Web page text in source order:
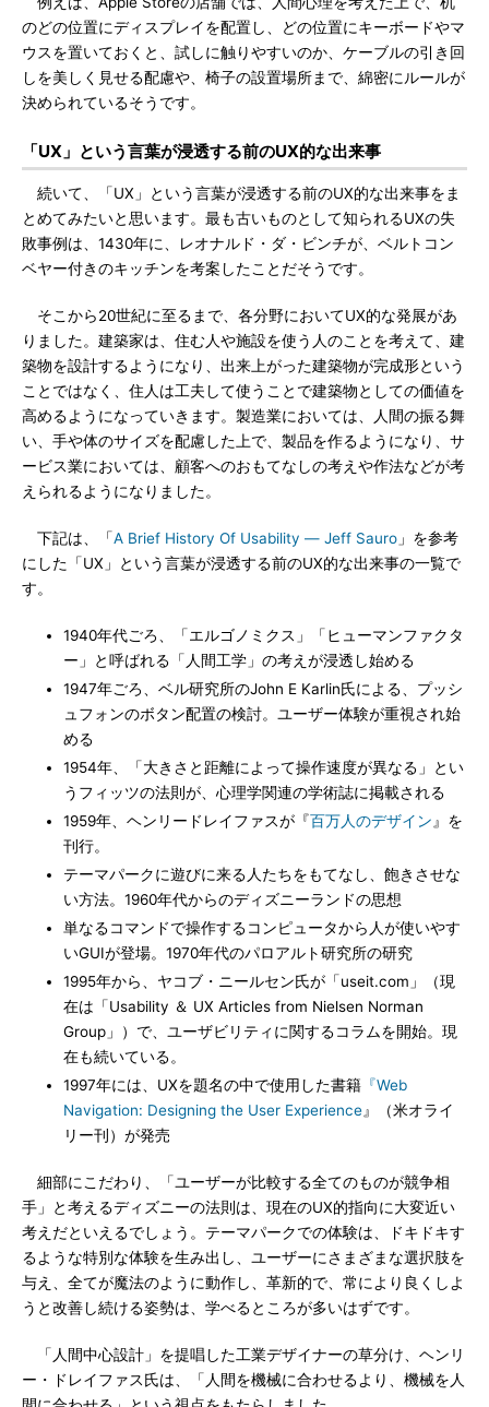
のどの位置にディスプレイを配置し、どの位置にキーボードやマ
ウスを置いておくと、試しに触りやすいのか、ケーブルの引き回
しを美しく見せる配慮や、椅子の設置場所まで、綿密にルールが
決められているそうです。
「UX」という言葉が浸透する前のUX的な出来事
続いて、「UX」という言葉が浸透する前のUX的な出来事をま
とめてみたいと思います。最も古いものとして知られるUXの失
敗事例は、1430年に、レオナルド・ダ・ビンチが、ベルトコン
ベヤー付きのキッチンを考案したことだそうです。
そこから20世紀に至るまで、各分野においてUX的な発展があ
りました。建築家は、住む人や施設を使う人のことを考えて、建
築物を設計するようになり、出来上がった建築物が完成形という
ことではなく、住人は工夫して使うことで建築物としての価値を
高めるようになっていきます。製造業においては、人間の振る舞
い、手や体のサイズを配慮した上で、製品を作るようになり、サ
ービス業においては、顧客へのおもてなしの考えや作法などが考
えられるようになりました。
下記は、「A Brief History Of Usability ― Jeff Sauro 」を参考
にした「UX」という言葉が浸透する前のUX的な出来事の一覧で
す。
1940年代ごろ、「エルゴノミクス」「ヒューマンファクタ
ー」と呼ばれる「人間工学」の考えが浸透し始める
1947年ごろ、ベル研究所のJohn E Karlin氏による、プッシ
ュフォンのボタン配置の検討。ユーザー体験が重視され始
める
1954年、「大きさと距離によって操作速度が異なる」とい
うフィッツの法則が、心理学関連の学術誌に掲載される
1959年、ヘンリードレイファスが『百万人のデザイン 』を
刊行。
テーマパークに遊びに来る人たちをもてなし、飽きさせな
い方法。1960年代からのディズニーランドの思想
単なるコマンドで操作するコンピュータから人が使いやす
いGUIが登場。1970年代のパロアルト研究所の研究
1995年から、ヤコブ・ニールセン氏が「useit.com」（現
在は「Usability ＆ UX Articles from Nielsen Norman
Group」）で、ユーザビリティに関するコラムを開始。現
在も続いている。
1997年には、UXを題名の中で使用した書籍 『Web
Navigation: Designing the User Experience』（米オライ
リー刊）が発売
細部にこだわり、「ユーザーが比較する全てのものが競争相
手」と考えるディズニーの法則は、現在のUX的指向に大変近い
考えだといえるでしょう。テーマパークでの体験は、ドキドキす
るような特別な体験を生み出し、ユーザーにさまざまな選択肢を
与え、全てが魔法のように動作し、革新的で、常により良くしよ
うと改善し続ける姿勢は、学べるところが多いはずです。
「人間中心設計」を提唱した工業デザイナーの草分け、ヘンリ
ー・ドレイファス氏は、「人間を機械に合わせるより、機械を人